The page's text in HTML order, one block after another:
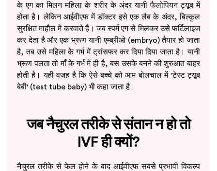
के एग का मिलन महिला के शरीर के अंदर यानी फैलोपियन ट्यूब में
होता है। लेकिन आईवीएफ में डॉक्टर इसे एक लैब के अंदर, बिल्कुल
सुरक्षित माहौल में करवाते हैं। जब स्पर्म एग से मिलकर उसे फर्टिलाइज
कर देता है और एक भ्रूण यानी एम्ब्रीओ (embryo) तैयार हो जाता
है, तब उसे महिला के गर्भ में ट्रांसफर कर दिया दिया जाता है। यानी
भ्रूण पलता तो माँ के गर्भ में ही है, बस उसके बनने की शुरुआत बाहर
होती है। यही वजह है कि ऐसे बच्चे को आम बोलचाल में 'टेस्ट ट्यूब
बेबी' (test tube baby) भी कहा जाता है।
जब नैचुरल तरीके से संतान न हो तो
IVF ही क्यों?
नैचुरल तरीके से फेल होने के बाद आईवीएफ सबसे प्रभावी विकल्प